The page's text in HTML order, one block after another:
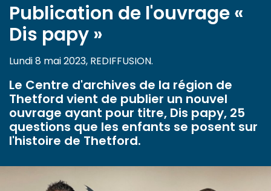
Publication de l'ouvrage «
Dis papy »
Lundi 8 mai 2023, REDIFFUSION.
Le Centre d'archives de la région de
Thetford vient de publier un nouvel
ouvrage ayant pour titre, Dis papy, 25
questions que les enfants se posent sur
l'histoire de Thetford.